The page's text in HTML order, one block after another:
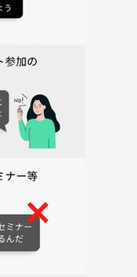
クなカフェ
国以上のお客様がやって
ミナー、自己啓発、起業
加。
特に男性から女性へのあ
チや誤解を招く言動は当